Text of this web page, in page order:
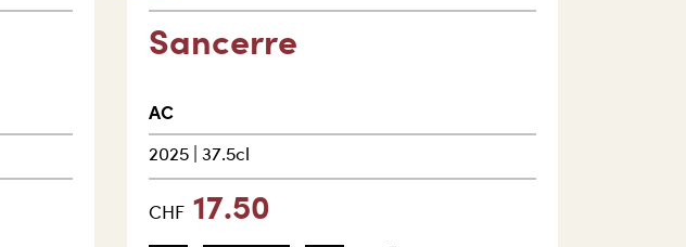
Sancerre
AC
2025 |37.5cl
CHF 17.50